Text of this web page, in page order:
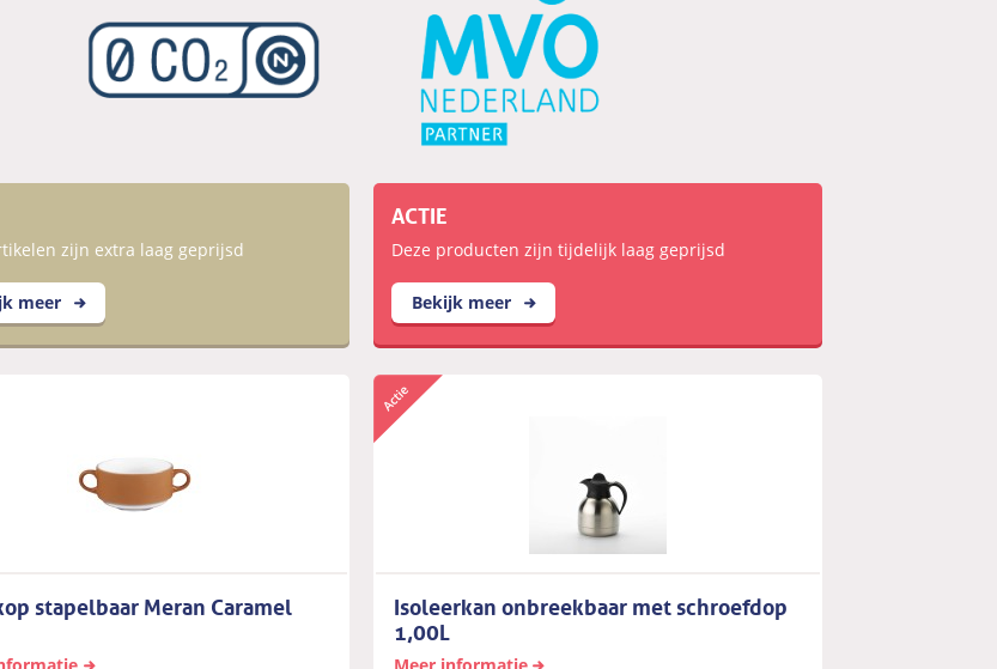
zijn extra laag geprijsd
meer
stapelbaar Meran Caramel
ACTIE
Deze producten zijn tijdelijk laag geprijsd
Bekijk meer
Isoleerkan onbreekbaar met schroefdop
1,00L
Meer informatie